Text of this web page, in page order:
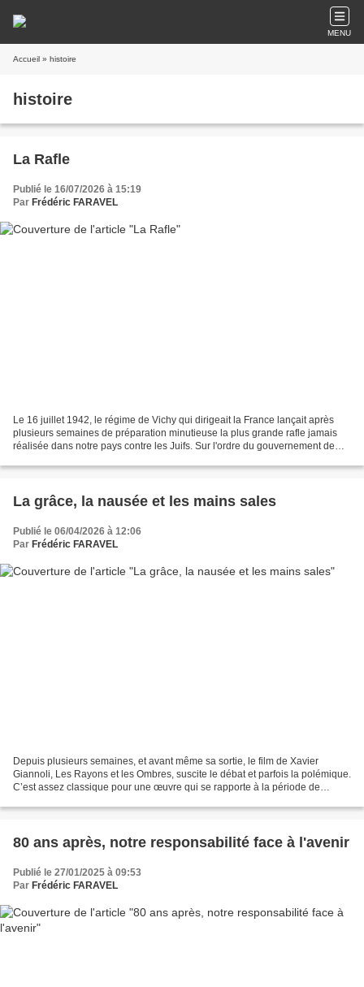
MENU
Accueil » histoire
histoire
La Rafle
Publié le 16/07/2026 à 15:19
Par Frédéric FARAVEL
Le 16 juillet 1942, le régime de Vichy qui dirigeait la France lançait après
plusieurs semaines de préparation minutieuse la plus grande rafle jamais
réalisée dans notre pays contre les Juifs. Sur l'ordre du gouvernement de
La grâce, la nausée et les mains sales
Publié le 06/04/2026 à 12:06
Par Frédéric FARAVEL
Depuis plusieurs semaines, et avant même sa sortie, le film de Xavier
Giannoli, Les Rayons et les Ombres, suscite le débat et parfois la polémique.
C’est assez classique pour une œuvre qui se rapporte à la période de
80 ans après, notre responsabilité face à l'avenir
Publié le 27/01/2025 à 09:53
Par Frédéric FARAVEL